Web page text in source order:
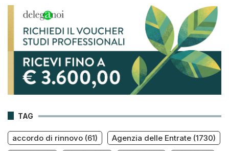
TAG
accordo di rinnovo (61) Agenzia delle Entrate (1730)